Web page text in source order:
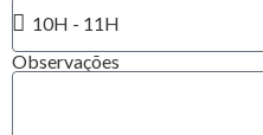
Observações